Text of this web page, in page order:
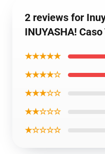
2 reviews for
INUYASHA!
★★★★★
★★★★☆
★★★☆☆
★★☆☆☆
★☆☆☆☆